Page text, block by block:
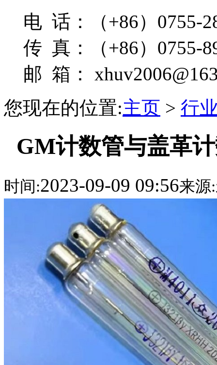
电 话：（+86）0755-
传 真：（+86）0755-
邮 箱：
您现在的位置:主页 > 行
GM计数管与盖革
时间:2023-09-09 09:56来源: